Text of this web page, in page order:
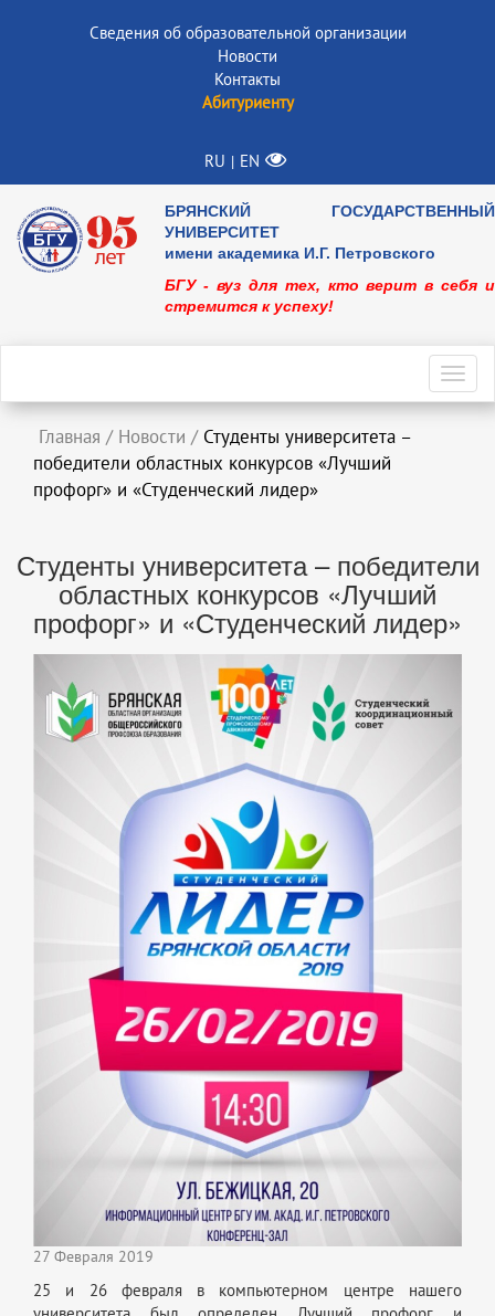
Сведения об образовательной организации
Новости
Контакты
Абитуриенту
RU | EN
БРЯНСКИЙ ГОСУДАРСТВЕННЫЙ
УНИВЕРСИТЕТ
имени академика И.Г. Петровского
БГУ - вуз для тех, кто верит в себя и
стремится к успеху!
Главная / Новости / Студенты университета –
победители областных конкурсов «Лучший
профорг» и «Студенческий лидер»
Студенты университета – победители
областных конкурсов «Лучший
профорг» и «Студенческий лидер»
27 Февраля 2019
25 и 26 февраля в компьютерном центре нашего